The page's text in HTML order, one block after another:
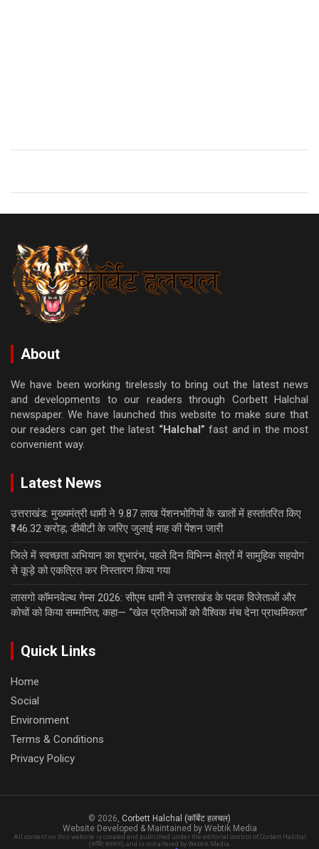
About
We have been working tirelessly to bring out the latest news
and developments to our readers through Corbett Halchal
newspaper. We have launched this website to make sure that
our readers can get the latest “Halchal” fast and in the most
convenient way.
Latest News
उत्तराखंड: मुख्यमंत्री धामी ने 9.87 लाख पेंशनभोगियों के खातों में हस्तांतरित किए
₹146.32 करोड़; डीबीटी के जरिए जुलाई माह की पेंशन जारी
जिले में स्वच्छता अभियान का शुभारंभ, पहले दिन विभिन्न क्षेत्रों में सामुहिक सहयोग
से कूड़े को एकत्रित कर निस्तारण किया गया
लासगो कॉमनवेल्थ गेम्स 2026: सीएम धामी ने उत्तराखंड के पदक विजेताओं और
कोचों को किया सम्मानित; कहा— “खेल प्रतिभाओं को वैश्विक मंच देना प्राथमिकता”
Quick Links
Home
Social
Environment
Terms & Conditions
Privacy Policy
© 2026, Corbett Halchal (कॉर्बेट हलचल)
Website Developed & Maintained by Webtik Media
All content on this website is created and published under the editorial control of Corbett Halchal
(कॉर्बेट हलचल), and is not altered by Webtik Media.